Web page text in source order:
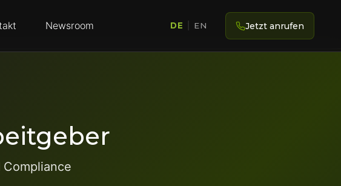
Newsroom DE EN Jetzt anrufen